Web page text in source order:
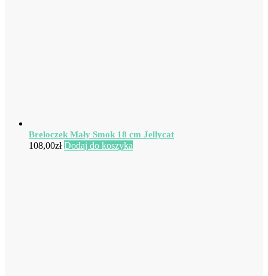
Breloczek Mały Smok 18 cm Jellycat
108,00zł Dodaj do koszyka